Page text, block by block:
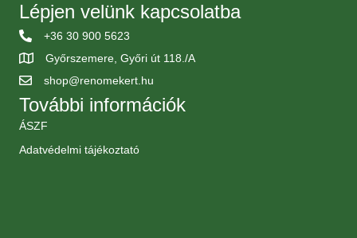
Lépjen velünk kapcsolatba
+36 30 900 5623
Győrszemere, Győri út 118./A
shop@renomekert.hu
További információk
ÁSZF
Adatvédelmi tájékoztató